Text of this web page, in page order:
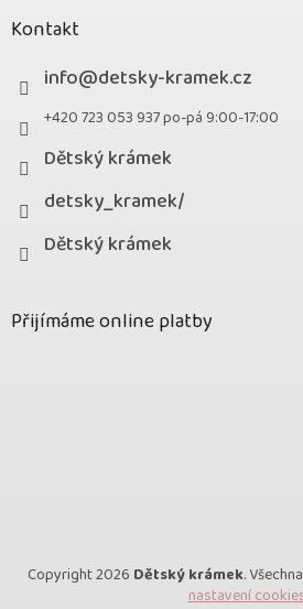
Kontakt
info@detsky-kramek.cz
+420 723 053 937 po-pá 9:00-17:00
Dětský krámek
detsky_kramek/
Dětský krámek
Přijímáme online platby
Copyright 2026 Dětský krámek.
nastavení